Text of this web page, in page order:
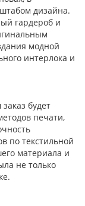
дизайна.
гардероб и
модной
интерлока и
будет
печати,
по текстильной
материала и
не только